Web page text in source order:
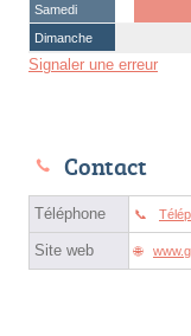
Samedi
Dimanche
Signaler une erreur
Contact
Téléphone
Site web